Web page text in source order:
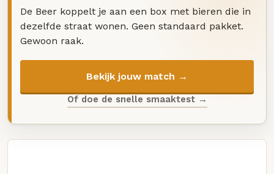
De Beer koppelt je aan een box met bieren die in
dezelfde straat wonen. Geen standaard pakket.
Gewoon raak.
Bekijk jouw match →
Of doe de snelle smaaktest →